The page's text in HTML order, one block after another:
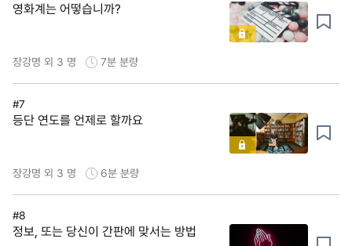
영화계는 어떻습니까?
장강명 외 3 명 7분 분량
#7
등단 연도를 언제로 할까요
장강명 외 3 명 6분 분량
#8
정보, 또는 당신이 간판에 맞서는 방법